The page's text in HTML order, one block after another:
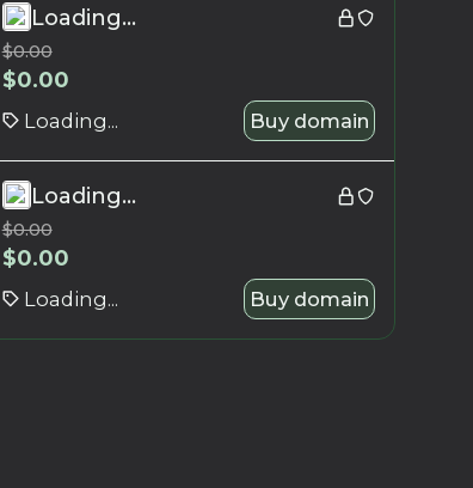
Loading...
$0.00
$0.00
Loading... Buy domain
Loading...
$0.00
$0.00
Loading... Buy domain